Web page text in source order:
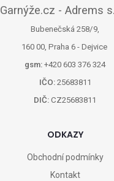
Garnýže.cz - Adrems
Bubenečská 258/9,
160 00, Praha 6 - Dejvice
gsm: +420 603 376 324
IČO:25683811
DIČ: CZ25683811
ODKAZY
Obchodní podmínky
Kontakt